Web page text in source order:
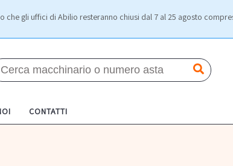
che gli uffici di Abilio resteranno chiusi dal 7 al 25 agosto
CONTATTI